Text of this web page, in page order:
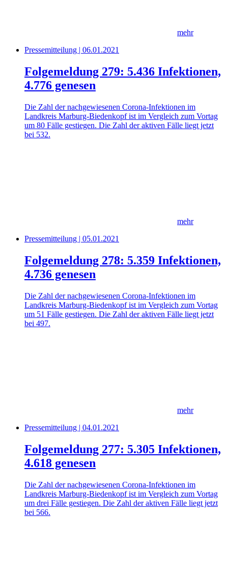
mehr
Pressemitteilung | 06.01.2021
Folgemeldung 279: 5.436 Infektionen,
4.776 genesen
Die Zahl der nachgewiesenen Corona-Infektionen im
Landkreis Marburg-Biedenkopf ist im Vergleich zum Vortag
um 80 Fälle gestiegen. Die Zahl der aktiven Fälle liegt jetzt
bei 532.
mehr
Pressemitteilung | 05.01.2021
Folgemeldung 278: 5.359 Infektionen,
4.736 genesen
Die Zahl der nachgewiesenen Corona-Infektionen im
Landkreis Marburg-Biedenkopf ist im Vergleich zum Vortag
um 51 Fälle gestiegen. Die Zahl der aktiven Fälle liegt jetzt
bei 497.
mehr
Pressemitteilung | 04.01.2021
Folgemeldung 277: 5.305 Infektionen,
4.618 genesen
Die Zahl der nachgewiesenen Corona-Infektionen im
Landkreis Marburg-Biedenkopf ist im Vergleich zum Vortag
um drei Fälle gestiegen. Die Zahl der aktiven Fälle liegt jetzt
bei 566.